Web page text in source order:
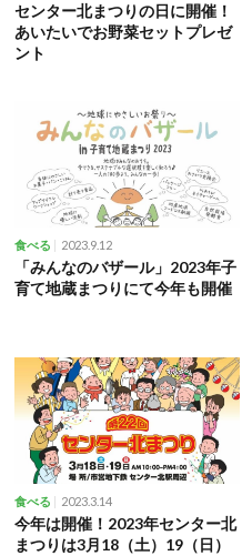
センター北まつりの日に開催！
あいたいでお野菜セットプレゼ
ント
食べる 2023.9.12
「みんなのバザール」2023年子
育て地蔵まつりにて今年も開催
食べる 2023.3.14
今年は開催！2023年センター北
まつりは3月18（土）19（日）